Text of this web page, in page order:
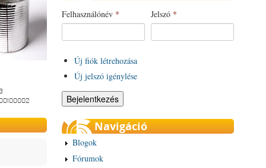
Felhasználónév * Jelszó *
Új fiók létrehozása
Új jelszó igénylése
Navigáció
Blogok
Fórumok